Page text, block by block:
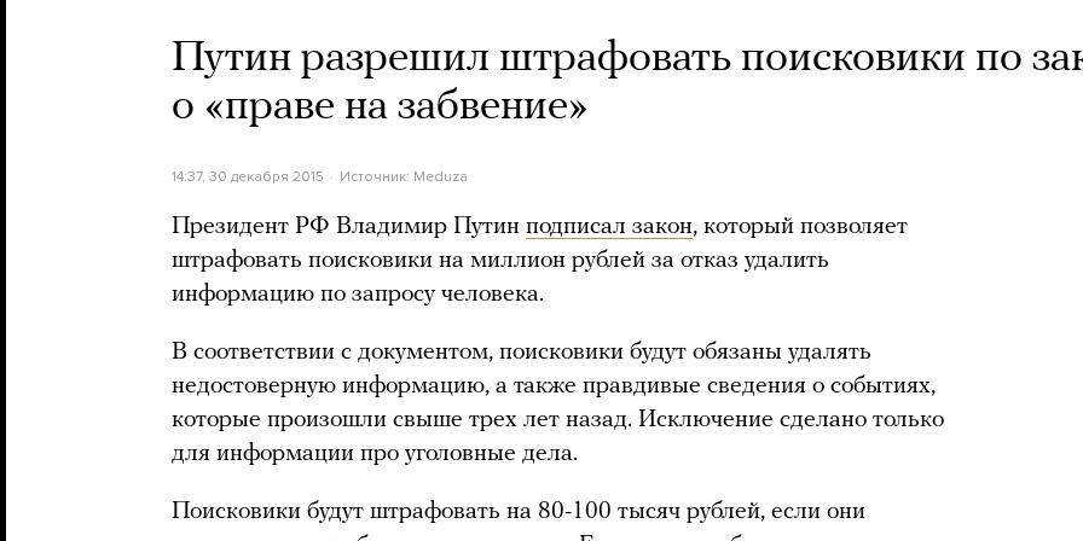
Путин разрешил штрафовать поисковики по
о «праве на забвение»
14:37, 30 декабря 2015 Источник: Meduza
Президент РФ Владимир Путин подписал закон, который позволяет
штрафовать поисковики на миллион рублей за отказ удалить
информацию по запросу человека.
В соответствии с документом, поисковики будут обязаны удалять
недостоверную информацию, а также правдивые сведения о событиях,
которые произошли свыше трех лет назад. Исключение сделано только
для информации про уголовные дела.
Поисковики будут штрафовать на 80-100 тысяч рублей, если они